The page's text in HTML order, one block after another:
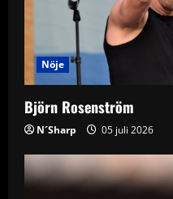
Nöje
Björn Rosenström
N´Sharp 05 juli 2026